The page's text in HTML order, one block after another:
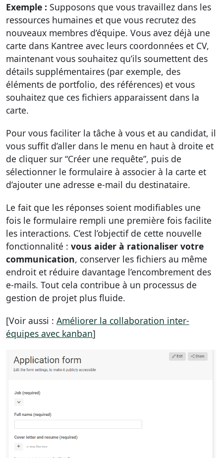
Exemple : Supposons que vous travaillez dans les
ressources humaines et que vous recrutez des
nouveaux membres d’équipe. Vous avez déjà une
carte dans Kantree avec leurs coordonnées et CV,
maintenant vous souhaitez qu’ils soumettent des
détails supplémentaires (par exemple, des
éléments de portfolio, des références) et vous
souhaitez que ces fichiers apparaissent dans la
carte.
Pour vous faciliter la tâche à vous et au candidat, il
vous suffit d’aller dans le menu en haut à droite et
de cliquer sur “Créer une requête”, puis de
sélectionner le formulaire à associer à la carte et
d’ajouter une adresse e-mail du destinataire.
Le fait que les réponses soient modifiables une
fois le formulaire rempli une première fois facilite
les interactions. C’est l’objectif de cette nouvelle
fonctionnalité : vous aider à rationaliser votre
communication, conserver les fichiers au même
endroit et réduire davantage l’encombrement des
e-mails. Tout cela contribue à un processus de
gestion de projet plus fluide.
[Voir aussi : Améliorer la collaboration inter-
équipes avec kanban]